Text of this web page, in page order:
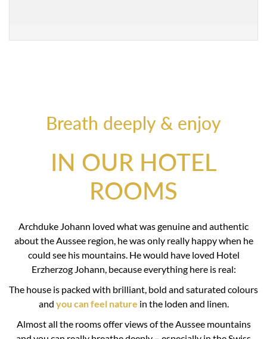
Breath deeply & enjoy
IN OUR HOTEL
ROOMS
Archduke Johann loved what was genuine and authentic
about the Aussee region, he was only really happy when he
could see his mountains. He would have loved Hotel
Erzherzog Johann, because everything here is real:
The house is packed with brilliant, bold and saturated colours
and you can feel nature in the loden and linen.
Almost all the rooms offer views of the Aussee mountains